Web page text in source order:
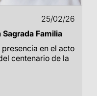
25/02/26
Sagrada Familia
en el acto
centenario de la